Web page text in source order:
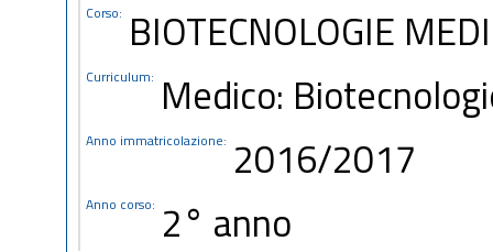
Corso: BIOTECNOLOGIE
Curriculum: Medico:
Anno immatricolazione: 2016/2017
Anno corso: 2° anno